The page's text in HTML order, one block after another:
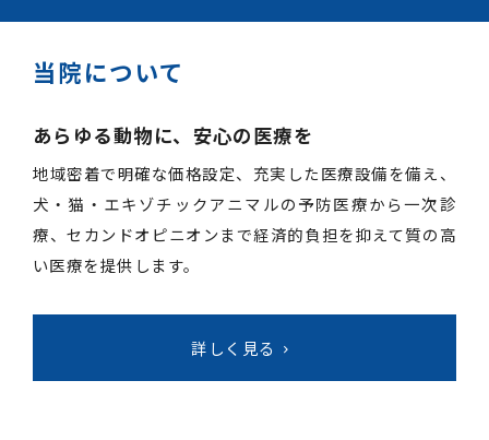
当院について
あらゆる動物に、安心の医療を
地域密着で明確な価格設定、充実した医療設備を備え、
犬・猫・エキゾチックアニマルの予防医療から一次診
療、セカンドオピニオンまで経済的負担を抑えて質の高
い医療を提供します。
詳しく見る